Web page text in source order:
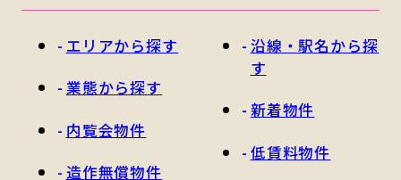
エリアから探す
業態から探す
内覧会物件
造作無償物件
沿線・駅名から探
す
新着物件
低賃料物件